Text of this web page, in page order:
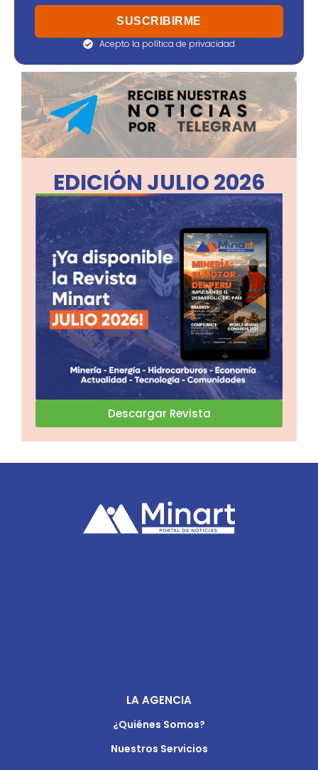
Acepto la política de privacidad
EDICIÓN JULIO 2026
Descargar Revista
LA AGENCIA
¿Quiénes Somos?
Nuestros Servicios